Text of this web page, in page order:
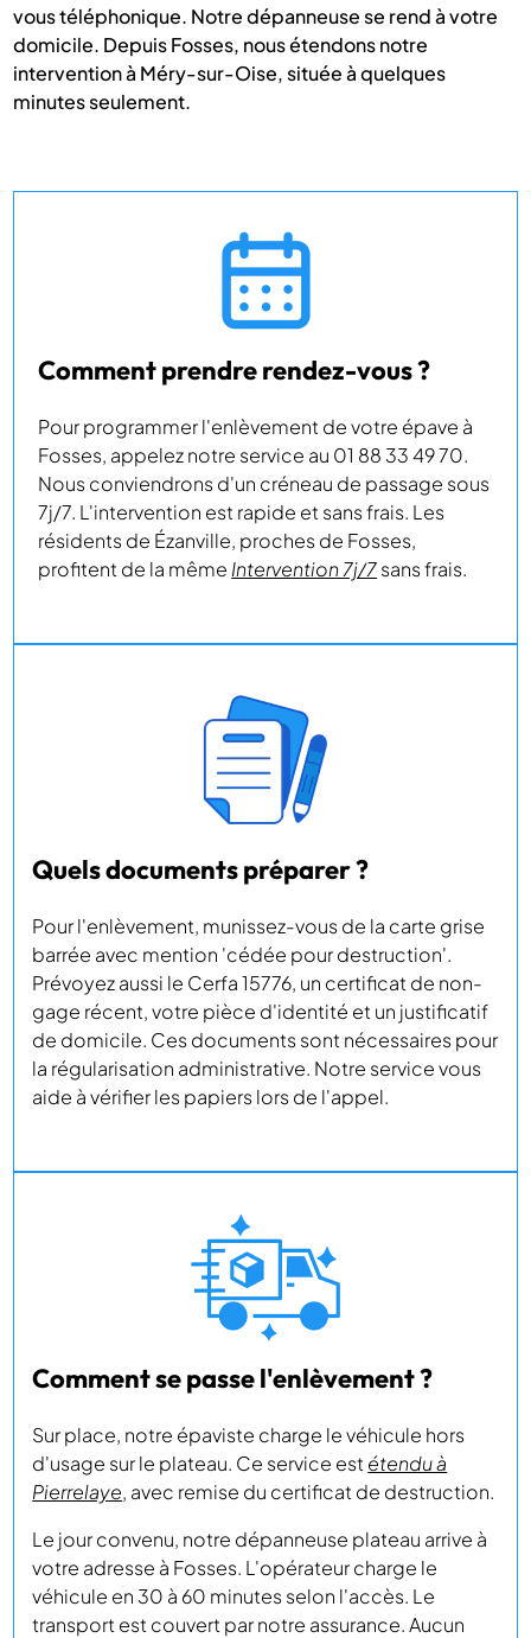
vous téléphonique. Notre dépanneuse se rend à votre
domicile. Depuis Fosses, nous étendons notre
intervention à Méry-sur-Oise, située à quelques
minutes seulement.
Comment prendre rendez-vous ?
Pour programmer l'enlèvement de votre épave à
Fosses, appelez notre service au 01 88 33 49 70.
Nous conviendrons d'un créneau de passage sous
7j/7. L'intervention est rapide et sans frais. Les
résidents de Ézanville, proches de Fosses,
profitent de la même Intervention 7j/7sans frais.
Quels documents préparer ?
Pour l'enlèvement, munissez-vous de la carte grise
barrée avec mention 'cédée pour destruction'.
Prévoyez aussi le Cerfa 15776, un certificat de non-
gage récent, votre pièce d'identité et un justificatif
de domicile. Ces documents sont nécessaires pour
la régularisation administrative. Notre service vous
aide à vérifier les papiers lors de l'appel.
Comment se passe l'enlèvement ?
Sur place, notre épaviste charge le véhicule hors
d'usage sur le plateau. Ce service est étendu à
Pierrelaye, avec remise du certificat de destruction.
Le jour convenu, notre dépanneuse plateau arrive à
votre adresse à Fosses. L'opérateur charge le
véhicule en 30 à 60 minutes selon l'accès. Le
transport est couvert par notre assurance. Aucun